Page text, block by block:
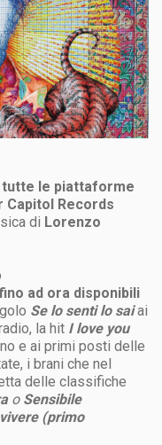
tutte le piattaforme
Records
di Lorenzo
ad ora disponibili
Se lo senti lo saiai
la hit I love you
e ai primi posti delle
i brani che nel
delle classifiche
o Sensibile
(primo